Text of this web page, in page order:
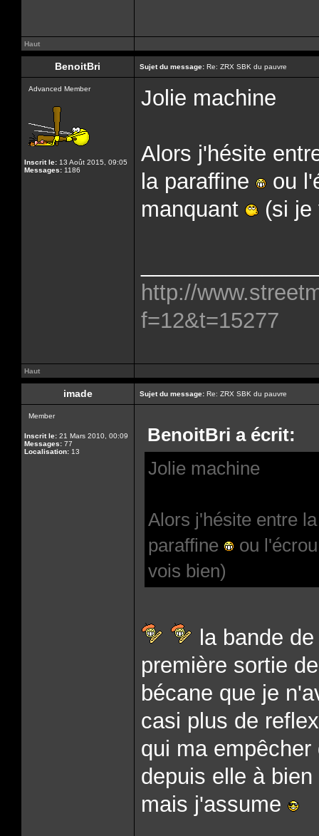
Haut
BenoitBri Sujet du message: Re: ZRX SBK du pauvre
Advanced Member
Inscrit le: 13 Août 2015, 09:05
Messages: 1186
Jolie machine
Alors j'hésite
la paraffine
ou
manquant
(si je
http://
f=12&t=15277
Haut
imade Sujet du message: Re: ZRX SBK du pauvre
Member
Inscrit le: 21 Mars 2010, 00:09
Messages: 77
Localisation: 13
BenoitBri a écrit:
Jolie machine
Alors j'hésite entre
paraffine
ou
vois bien)
la bande
première sortie
bécane que je
casi plus de
qui ma
depuis elle à
mais j'assume